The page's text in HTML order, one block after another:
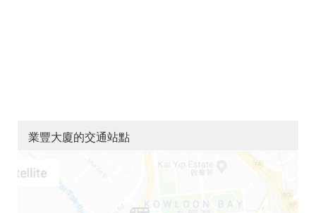
業豐大廈的交通站點